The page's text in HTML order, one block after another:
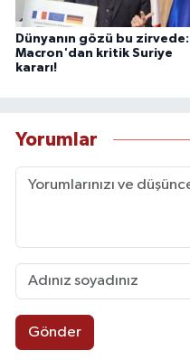
Dünyanın gözü bu zirvede:
Macron'dan kritik Suriye
kararı!
Yorumlar
Gönder